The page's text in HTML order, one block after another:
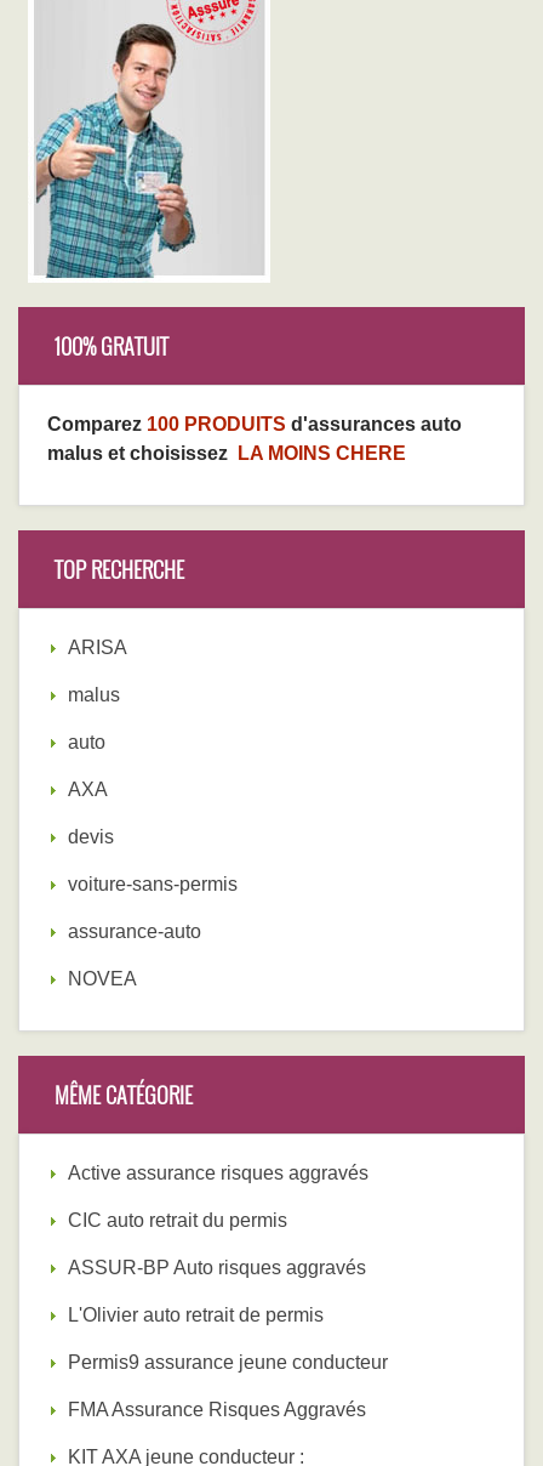
100% GRATUIT
Comparez 100 PRODUITS d'assurances auto
malus et choisissez
LA MOINS CHERE
TOP RECHERCHE
ARISA
malus
auto
AXA
devis
voiture-sans-permis
assurance-auto
NOVEA
MÊME CATÉGORIE
Active assurance risques aggravés
CIC auto retrait du permis
ASSUR-BP Auto risques aggravés
L'Olivier auto retrait de permis
Permis9 assurance jeune conducteur
FMA Assurance Risques Aggravés
KIT AXA jeune conducteur :